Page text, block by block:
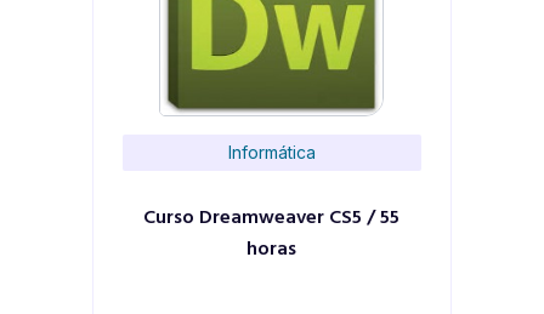
Informática
Curso Dreamweaver CS5 / 55
horas